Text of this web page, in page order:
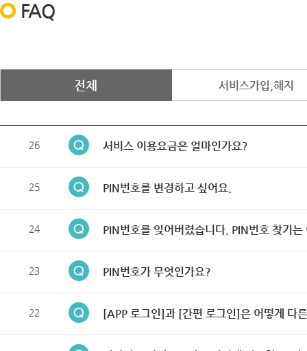
FAQ
전체 서비스가입,해지
26 서비스 이용요금은 얼마인가요?
25 PIN번호를 변경하고 싶어요.
24 PIN번호를 잊어버렸습니다. PIN번호 찾기는
23 PIN번호가 무엇인가요?
22 [APP 로그인]과 [간편 로그인]은 어떻게 다